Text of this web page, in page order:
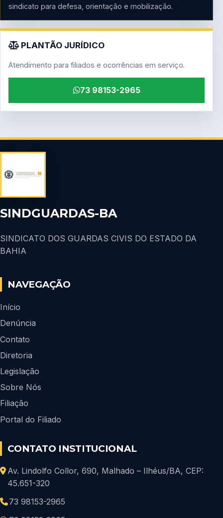
sindicato para defesa, orientação e mobilização.
PLANTÃO JURÍDICO
Atendimento para filiados e ocorrências em serviço.
73 98153-2965
SINDGUARDAS-BA
SINDICATO DOS GUARDAS CIVIS DO ESTADO DA
BAHIA
NAVEGAÇÃO
Início
Denúncia
Contato
Diretoria
Legislação
Sobre Nós
Filiação
Portal do Filiado
CONTATO INSTITUCIONAL
Av. Lindolfo Collor, 690, Malhado – Ilhéus/BA, CEP:
45.651-320
73 98153-2965